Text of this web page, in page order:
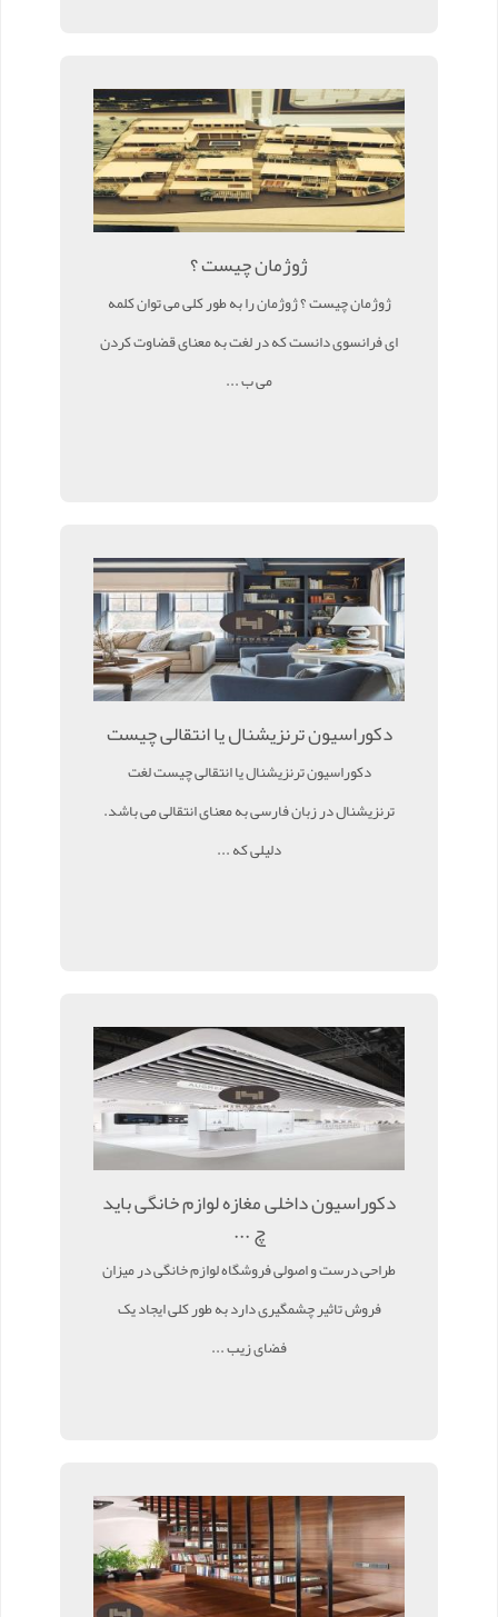
ژوژمان چیست ؟
ژوژمان چیست ؟ ژوژمان را به طور کلی می توان کلمه
ای فرانسوی دانست که در لغت به معنای قضاوت کردن
می ب ...
دکوراسیون ترنزیشنال یا انتقالی چیست
دکوراسیون ترنزیشنال یا انتقالی چیست لغت
ترنزیشنال در زبان فارسی به معنای انتقالی می باشد.
دلیلی که ...
دکوراسیون داخلی مغازه لوازم خانگی باید
چ ...
طراحی درست و اصولی فروشگاه لوازم خانگی در میزان
فروش تاثیر چشمگیری دارد به طور کلی ایجاد یک
فضای زیب ...